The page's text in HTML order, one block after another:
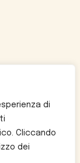
di
Cliccando
dei